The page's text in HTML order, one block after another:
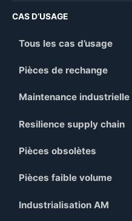
CAS D’USAGE
Tous les cas d’usage
Pièces de rechange
Maintenance industrielle
Resilience supply chain
Pièces obsolètes
Pièces faible volume
Industrialisation AM